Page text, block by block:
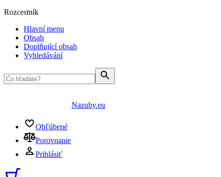
Rozcestník
Hlavní menu
Obsah
Doplňující obsah
Vyhledávání
Nazuby.eu
Obľúbené
Porovnanie
Prihlásiť